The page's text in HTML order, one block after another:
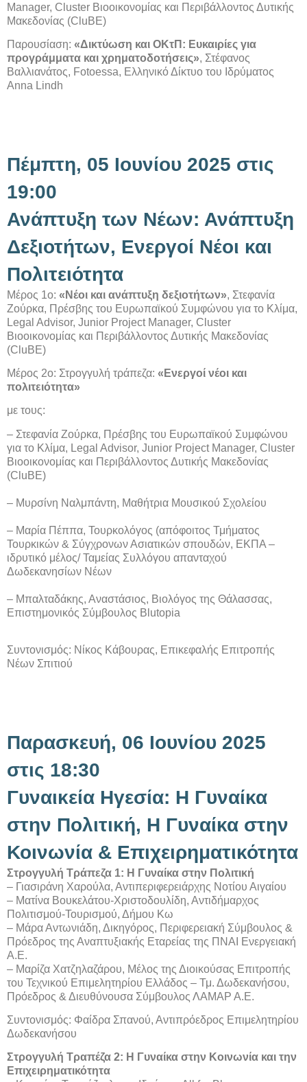
Manager, Cluster Bιοοικονομίας και Περιβάλλοντος Δυτικής
Μακεδονίας (CluBE)
Παρουσίαση: «Δικτύωση και ΟΚτΠ: Ευκαιρίες για
προγράμματα και χρηματοδοτήσεις», Στέφανος
Βαλλιανάτος, Fotoessa, Ελληνικό Δίκτυο του Ιδρύματος
Anna Lindh
Πέμπτη, 05 Ιουνίου 2025 στις
19:00
Ανάπτυξη των Νέων: Ανάπτυξη
Δεξιοτήτων, Ενεργοί Νέοι και
Πολιτειότητα
Μέρος 1ο: «Νέοι και ανάπτυξη δεξιοτήτων», Στεφανία
Ζούρκα, Πρέσβης του Ευρωπαϊκού Συμφώνου για το Κλίμα,
Legal Advisor, Junior Project Manager, Cluster
Bιοοικονομίας και Περιβάλλοντος Δυτικής Μακεδονίας
(CluBE)
Μέρος 2ο: Στρογγυλή τράπεζα: «Ενεργοί νέοι και
πολιτειότητα»
με τους:
– Στεφανία Ζούρκα, Πρέσβης του Ευρωπαϊκού Συμφώνου
για το Κλίμα, Legal Advisor, Junior Project Manager, Cluster
Bιοοικονομίας και Περιβάλλοντος Δυτικής Μακεδονίας
(CluBE)
– Μυρσίνη Ναλμπάντη, Μαθήτρια Μουσικού Σχολείου
– Μαρία Πέππα, Τουρκολόγος (απόφοιτος Τμήματος
Τουρκικών & Σύγχρονων Ασιατικών σπουδών, ΕΚΠΑ –
ιδρυτικό μέλος/ Ταμείας Συλλόγου απανταχού
Δωδεκανησίων Νέων
– Μπαλταδάκης, Αναστάσιος, Βιολόγος της Θάλασσας,
Επιστημονικός Σύμβουλος Blutopia
Συντονισμός: Νίκος Κάβουρας, Επικεφαλής Επιτροπής
Νέων Σπιτιού
Παρασκευή, 06 Ιουνίου 2025
στις 18:30
Γυναικεία Ηγεσία: Η Γυναίκα
στην Πολιτική, Η Γυναίκα στην
Κοινωνία & Επιχειρηματικότητα
Στρογγυλή Τράπεζα 1: Η Γυναίκα στην Πολιτική
– Γιασιράνη Χαρούλα, Αντιπεριφερειάρχης Νοτίου Αιγαίου
– Ματίνα Βουκελάτου-Χριστοδουλίδη, Αντιδήμαρχος
Πολιτισμού-Τουρισμού, Δήμου Κω
– Μάρα Αντωνιάδη, Δικηγόρος, Περιφερειακή Σύμβουλος &
Πρόεδρος της Αναπτυξιακής Εταρείας της ΠΝΑΙ Ενεργειακή
Α.Ε.
– Μαρίζα Χατζηλαζάρου, Μέλος της Διοικούσας Επιτροπής
του Τεχνικού Επιμελητηρίου Ελλάδος – Τμ. Δωδεκανήσου,
Πρόεδρος & Διευθύνουσα Σύμβουλος ΛΑΜΑΡ Α.Ε.
Συντονισμός: Φαίδρα Σπανού, Αντιπρόεδρος Επιμελητηρίου
Δωδεκανήσου
Στρογγυλή Τραπέζα 2: Η Γυναίκα στην Κοινωνία και την
Επιχειρηματικότητα